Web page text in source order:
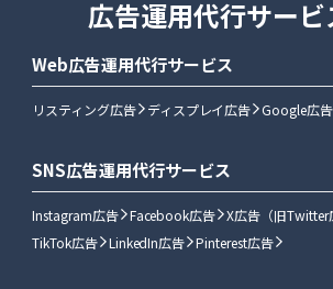
広告運用代行サー
Web広告運用代行サービス
リスティング広告 ディスプレイ広告 Google広告
SNS広告運用代行サービス
Instagram広告 Facebook広告 X広告（旧Twitter
TikTok広告
LinkedIn広告 Pinterest広告